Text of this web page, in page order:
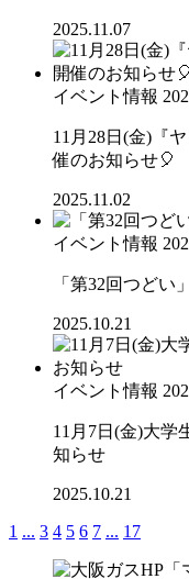
2025.11.07
イベント情報
11月28日(金)『
催のお知らせ🎈
2025.11.02
イベント情報
「第32回つどい
2025.10.21
イベント情報
11月7日(金)大学
知らせ
2025.10.21
1 ... 3 4 5 6 7 ... 17